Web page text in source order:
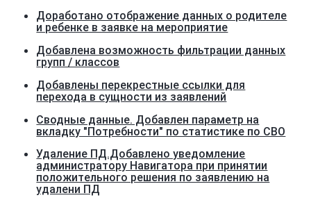
Доработано отображение данных о родителе
и ребенке в заявке на мероприятие
Добавлена возможность фильтрации данных
групп / классов
Добавлены перекрестные ссылки для
перехода в сущности из заявлений
Сводные данные. Добавлен параметр на
вкладку "Потребности" по статистике по СВО
Удаление ПД.Добавлено уведомление
администратору Навигатора при принятии
положительного решения по заявлению на
удалени ПД